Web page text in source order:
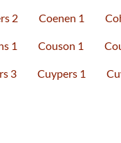
2 Coenen 1
1 Couson 1
3 Cuypers 1